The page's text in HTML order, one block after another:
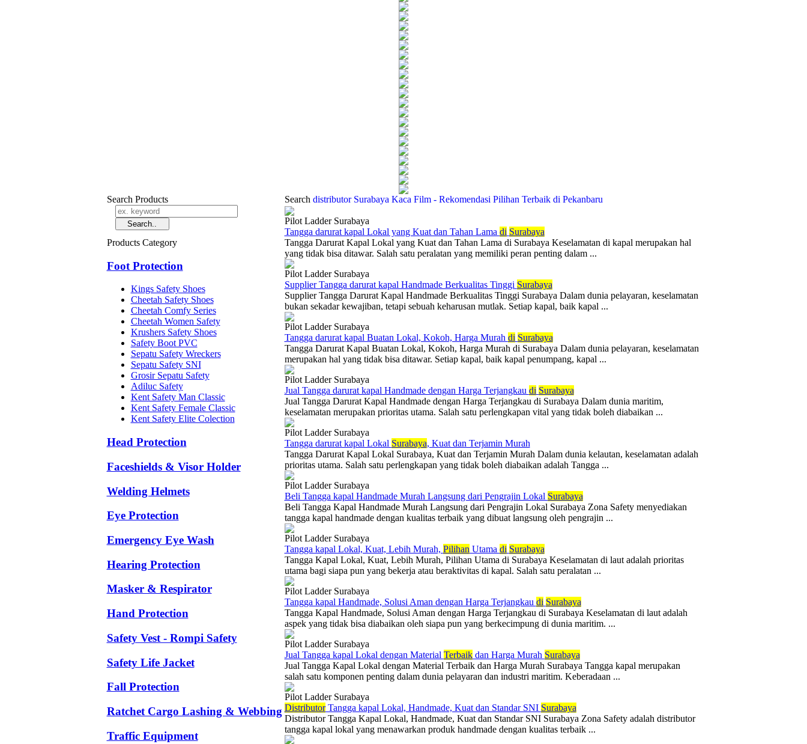
Search Products
Products Category
Foot Protection
Kings Safety Shoes
Cheetah Safety Shoes
Cheetah Comfy Series
Cheetah Women Safety
Krushers Safety Shoes
Safety Boot PVC
Sepatu Safety Wreckers
Sepatu Safety SNI
Grosir Sepatu Safety
Adiluc Safety
Kent Safety Man Classic
Kent Safety Female Classic
Kent Safety Elite Colection
Head Protection
Faceshields & Visor Holder
Welding Helmets
Eye Protection
Emergency Eye Wash
Hearing Protection
Masker & Respirator
Hand Protection
Safety Vest - Rompi Safety
Safety Life Jacket
Fall Protection
Ratchet Cargo Lashing & Webbing
Traffic Equipment
Search distributor Surabaya Kaca Film - Rekomendasi Pilihan Terbaik di Pekanbaru
Pilot Ladder Surabaya
Tangga darurat kapal Lokal yang Kuat dan Tahan Lama di Surabaya
Tangga Darurat Kapal Lokal yang Kuat dan Tahan Lama di Surabaya Keselamatan di kapal merupakan hal
yang tidak bisa ditawar. Salah satu peralatan yang memiliki peran penting dalam ...
Pilot Ladder Surabaya
Supplier Tangga darurat kapal Handmade Berkualitas Tinggi Surabaya
Supplier Tangga Darurat Kapal Handmade Berkualitas Tinggi Surabaya Dalam dunia pelayaran, keselamatan
bukan sekadar kewajiban, tetapi sebuah keharusan mutlak. Setiap kapal, baik kapal ...
Pilot Ladder Surabaya
Tangga darurat kapal Buatan Lokal, Kokoh, Harga Murah di Surabaya
Tangga Darurat Kapal Buatan Lokal, Kokoh, Harga Murah di Surabaya Dalam dunia pelayaran, keselamatan
merupakan hal yang tidak bisa ditawar. Setiap kapal, baik kapal penumpang, kapal ...
Pilot Ladder Surabaya
Jual Tangga darurat kapal Handmade dengan Harga Terjangkau di Surabaya
Jual Tangga Darurat Kapal Handmade dengan Harga Terjangkau di Surabaya Dalam dunia maritim,
keselamatan merupakan prioritas utama. Salah satu perlengkapan vital yang tidak boleh diabaikan ...
Pilot Ladder Surabaya
Tangga darurat kapal Lokal Surabaya, Kuat dan Terjamin Murah
Tangga Darurat Kapal Lokal Surabaya, Kuat dan Terjamin Murah Dalam dunia kelautan, keselamatan adalah
prioritas utama. Salah satu perlengkapan yang tidak boleh diabaikan adalah Tangga ...
Pilot Ladder Surabaya
Beli Tangga kapal Handmade Murah Langsung dari Pengrajin Lokal Surabaya
Beli Tangga Kapal Handmade Murah Langsung dari Pengrajin Lokal Surabaya Zona Safety menyediakan
tangga kapal handmade dengan kualitas terbaik yang dibuat langsung oleh pengrajin ...
Pilot Ladder Surabaya
Tangga kapal Lokal, Kuat, Lebih Murah, Pilihan Utama di Surabaya
Tangga Kapal Lokal, Kuat, Lebih Murah, Pilihan Utama di Surabaya Keselamatan di laut adalah prioritas
utama bagi siapa pun yang bekerja atau beraktivitas di kapal. Salah satu peralatan ...
Pilot Ladder Surabaya
Tangga kapal Handmade, Solusi Aman dengan Harga Terjangkau di Surabaya
Tangga Kapal Handmade, Solusi Aman dengan Harga Terjangkau di Surabaya Keselamatan di laut adalah
aspek yang tidak bisa diabaikan oleh siapa pun yang berkecimpung di dunia maritim. ...
Pilot Ladder Surabaya
Jual Tangga kapal Lokal dengan Material Terbaikdan Harga Murah Surabaya
Jual Tangga Kapal Lokal dengan Material Terbaik dan Harga Murah Surabaya Tangga kapal merupakan
salah satu komponen penting dalam dunia pelayaran dan industri maritim. Keberadaan ...
Pilot Ladder Surabaya
DistributorTangga kapal Lokal, Handmade, Kuat dan Standar SNI Surabaya
Distributor Tangga Kapal Lokal, Handmade, Kuat dan Standar SNI Surabaya Zona Safety adalah distributor
tangga kapal lokal yang menawarkan produk handmade dengan kualitas terbaik ...